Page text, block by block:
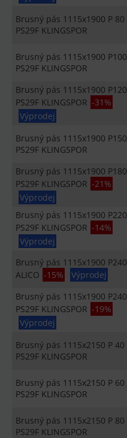
Brusný pás 1115x1900 P 80
PS29F KLINGSPOR
Brusný pás 1115x1900 P100
PS29F KLINGSPOR
Brusný pás 1115x1900 P120
PS29F KLINGSPOR -31%
Výprodej
Brusný pás 1115x1900 P150
PS29F KLINGSPOR
Brusný pás 1115x1900 P180
PS29F KLINGSPOR -21%
Výprodej
Brusný pás 1115x1900 P220
PS29F KLINGSPOR -14%
Výprodej
Brusný pás 1115x1900 P240
ALICO -15% Výprodej
Brusný pás 1115x1900 P240
PS29F KLINGSPOR -19%
Výprodej
Brusný pás 1115x2150 P 40
PS29F KLINGSPOR
Brusný pás 1115x2150 P 60
PS29F KLINGSPOR
Brusný pás 1115x2150 P 80
PS29F KLINGSPOR